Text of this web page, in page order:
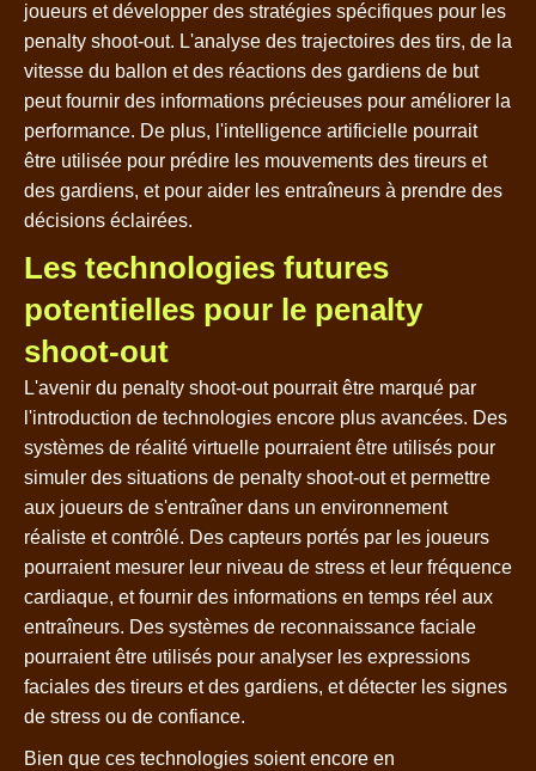
joueurs et développer des stratégies spécifiques pour les
penalty shoot-out. L'analyse des trajectoires des tirs, de la
vitesse du ballon et des réactions des gardiens de but
peut fournir des informations précieuses pour améliorer la
performance. De plus, l'intelligence artificielle pourrait
être utilisée pour prédire les mouvements des tireurs et
des gardiens, et pour aider les entraîneurs à prendre des
décisions éclairées.
Les technologies futures
potentielles pour le penalty
shoot-out
L'avenir du penalty shoot-out pourrait être marqué par
l'introduction de technologies encore plus avancées. Des
systèmes de réalité virtuelle pourraient être utilisés pour
simuler des situations de penalty shoot-out et permettre
aux joueurs de s'entraîner dans un environnement
réaliste et contrôlé. Des capteurs portés par les joueurs
pourraient mesurer leur niveau de stress et leur fréquence
cardiaque, et fournir des informations en temps réel aux
entraîneurs. Des systèmes de reconnaissance faciale
pourraient être utilisés pour analyser les expressions
faciales des tireurs et des gardiens, et détecter les signes
de stress ou de confiance.
Bien que ces technologies soient encore en